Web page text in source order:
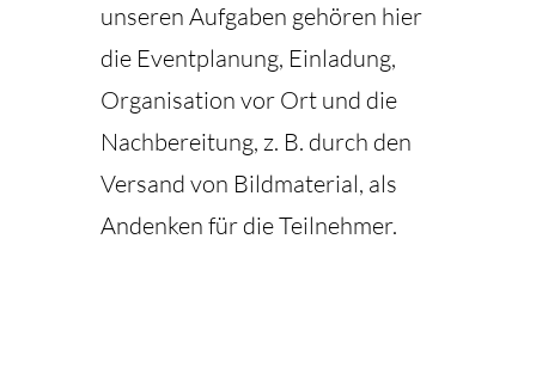
unseren Aufgaben gehören hier
die Eventplanung, Einladung,
Organisation vor Ort und die
Nachbereitung, z. B. durch den
Versand von Bildmaterial, als
Andenken für die Teilnehmer.